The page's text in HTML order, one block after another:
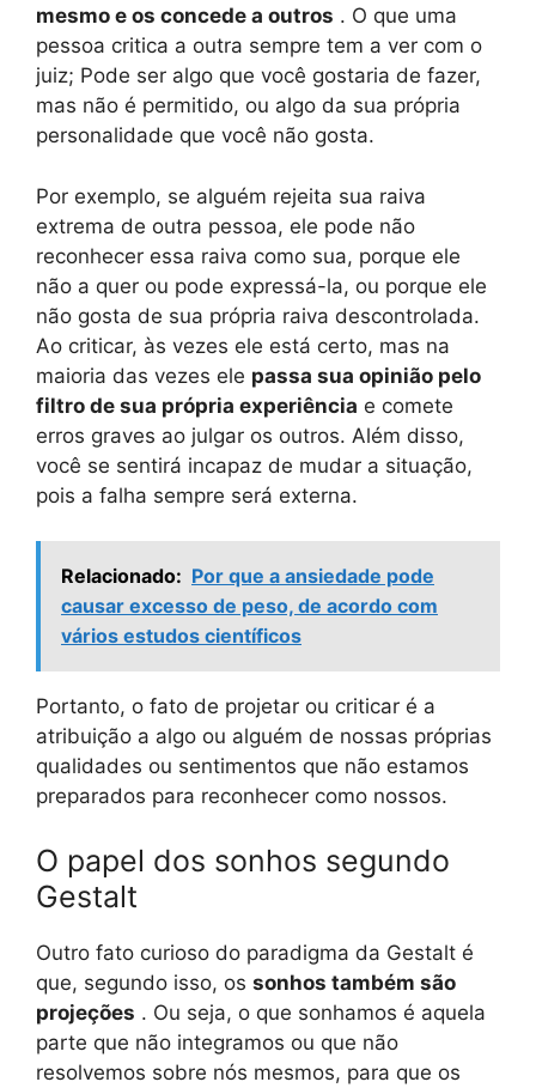
mesmo e os concede a outros . O que uma
pessoa critica a outra sempre tem a ver com o
juiz; Pode ser algo que você gostaria de fazer,
mas não é permitido, ou algo da sua própria
personalidade que você não gosta.
Por exemplo, se alguém rejeita sua raiva
extrema de outra pessoa, ele pode não
reconhecer essa raiva como sua, porque ele
não a quer ou pode expressá-la, ou porque ele
não gosta de sua própria raiva descontrolada.
Ao criticar, às vezes ele está certo, mas na
maioria das vezes ele passa sua opinião pelo
filtro de sua própria experiência e comete
erros graves ao julgar os outros. Além disso,
você se sentirá incapaz de mudar a situação,
pois a falha sempre será externa.
Relacionado: Por que a ansiedade pode
causar excesso de peso, de acordo com
vários estudos científicos
Portanto, o fato de projetar ou criticar é a
atribuição a algo ou alguém de nossas próprias
qualidades ou sentimentos que não estamos
preparados para reconhecer como nossos.
O papel dos sonhos segundo
Gestalt
Outro fato curioso do paradigma da Gestalt é
que, segundo isso, os sonhos também são
projeções . Ou seja, o que sonhamos é aquela
parte que não integramos ou que não
resolvemos sobre nós mesmos, para que os